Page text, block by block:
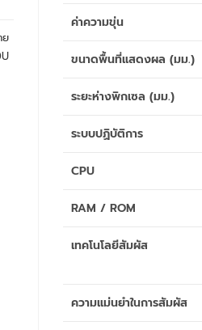
ค่าความขุ่น
ขนาดพื้นที่แสดงผล (มม.)
ระยะห่างพิกเซล (มม.)
ระบบปฏิบัติการ
CPU
RAM / ROM
เทคโนโลยีสัมผัส
ความแม่นยำในการสัมผัส
ย